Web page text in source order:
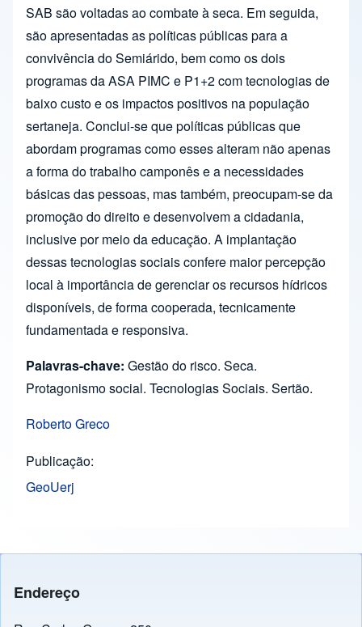
SAB são voltadas ao combate à seca. Em seguida,
são apresentadas as políticas públicas para a
convivência do Semiárido, bem como os dois
programas da ASA PIMC e P1+2 com tecnologias de
baixo custo e os impactos positivos na população
sertaneja. Conclui-se que políticas públicas que
abordam programas como esses alteram não apenas
a forma do trabalho camponês e a necessidades
básicas das pessoas, mas também, preocupam-se da
promoção do direito e desenvolvem a cidadania,
inclusive por meio da educação. A implantação
dessas tecnologias sociais confere maior percepção
local à importância de gerenciar os recursos hídricos
disponíveis, de forma cooperada, tecnicamente
fundamentada e responsiva.
Palavras-chave: Gestão do risco. Seca.
Protagonismo social. Tecnologias Sociais. Sertão.
Roberto Greco
Publicação
GeoUerj
Endereço